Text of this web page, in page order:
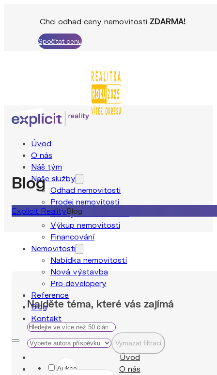
Chci odhad ceny nemovitosti ZDARMA!
Spočítat cenu
Úvod
O nás
Náš tým
Naše služby
Odhad nemovitosti
Prodej nemovitosti
Pronájem nemovitosti
Výkup nemovitosti
Financování
Nemovitosti
Nabídka nemovitostí
Nová výstavba
Pro developery
Reference
Blog
Kontakt
Úvod
O nás
Blog
Explicit RealityBlog
Najděte téma, které vás zajímá
Vymazat filtraci
Aukce